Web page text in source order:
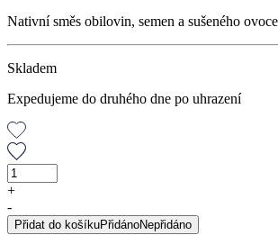
Nativní směs obilovin, semen a sušeného
Skladem
Expedujeme do druhého dne po uhrazení
Pohár
života
Popov,
300
+
-
Přidat do košíkuPřidánoNepřidáno